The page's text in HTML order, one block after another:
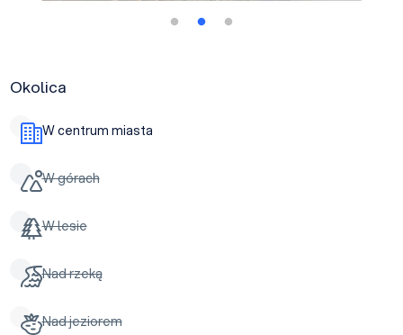
Okolica
W centrum miasta
W górach
W lesie
Nad rzeką
Nad jeziorem